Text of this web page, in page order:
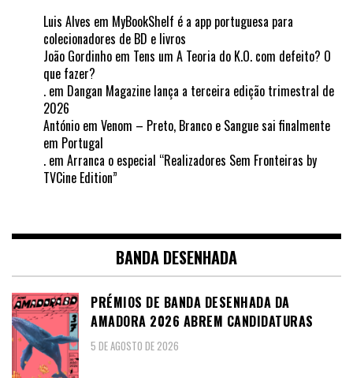
Luis Alves em MyBookShelf é a app portuguesa para
colecionadores de BD e livros
João Gordinho em Tens um A Teoria do K.O. com defeito? O
que fazer?
. em Dangan Magazine lança a terceira edição trimestral de
2026
António em Venom – Preto, Branco e Sangue sai finalmente
em Portugal
. em Arranca o especial “Realizadores Sem Fronteiras by
TVCine Edition”
BANDA DESENHADA
PRÉMIOS DE BANDA DESENHADA DA
AMADORA 2026 ABREM CANDIDATURAS
5 DE AGOSTO DE 2026